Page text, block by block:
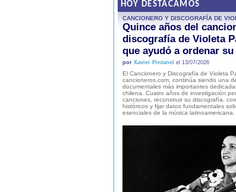
HOY DESTACAMOS
CANCIONERO Y DISCOGRAFÍA DE
Quince años del
discografía de Violeta
que ayudó a ordenar su
por Xavier Pintanel el 13/07/2026
El Cancionero y Discografía de Violeta
cancioneros.com, continúa siendo una
documentales más importantes
chilena. Cuatro años de investigación
canciones, reconstruir su discografía,
históricos y fijar datos fundamentales
esenciales de la música latinoamericana.